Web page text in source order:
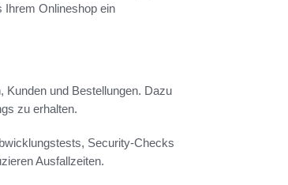
Ihrem Onlineshop ein
Kunden und Bestellungen. Dazu
zu erhalten.
Security-Checks
Ausfallzeiten.